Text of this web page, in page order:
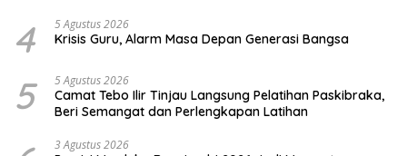
4 5 Agustus 2026
Krisis Guru, Alarm Masa Depan Generasi Bangsa
5 5 Agustus 2026
Camat Tebo Ilir Tinjau Langsung Pelatihan Paskibraka,
Beri Semangat dan Perlengkapan Latihan
3 Agustus 2026